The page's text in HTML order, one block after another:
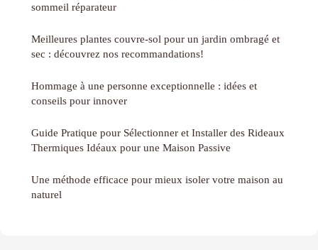
sommeil réparateur
Meilleures plantes couvre-sol pour un jardin ombragé et
sec : découvrez nos recommandations!
Hommage à une personne exceptionnelle : idées et
conseils pour innover
Guide Pratique pour Sélectionner et Installer des Rideaux
Thermiques Idéaux pour une Maison Passive
Une méthode efficace pour mieux isoler votre maison au
naturel